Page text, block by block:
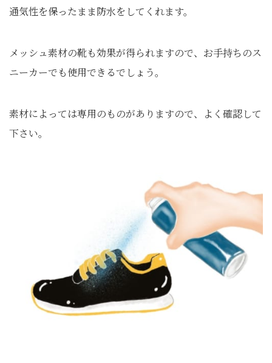
通気性を保ったまま防水をしてくれます。
メッシュ素材の靴も効果が得られますので、お手持ちのス
ニーカーでも使用できるでしょう。
素材によっては専用のものがありますので、よく確認して
下さい。